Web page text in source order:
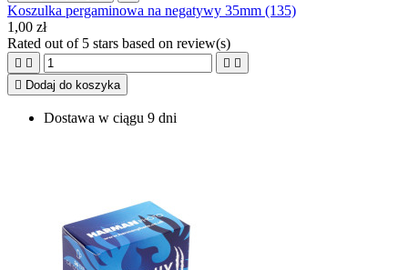
Koszulka pergaminowa na negatywy 35mm (135)
1,00 zł
Rated out of 5 stars based on review(s)
   
 Dodaj do koszyka
Dostawa w ciągu 9 dni